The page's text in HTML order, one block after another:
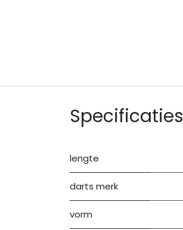
Specificaties
lengte
darts merk
vorm